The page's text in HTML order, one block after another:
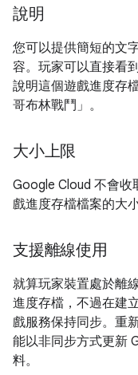
說明
您可以提供簡短的文
容。玩家可以直接看
說明這個遊戲進度存
哥布林戰鬥」。
大小上限
Google Cloud 不會收
戲進度存檔檔案的大
支援離線使用
就算玩家裝置處於離
進度存檔，不過在建
戲服務保持同步。重
能以非同步方式更新
料。